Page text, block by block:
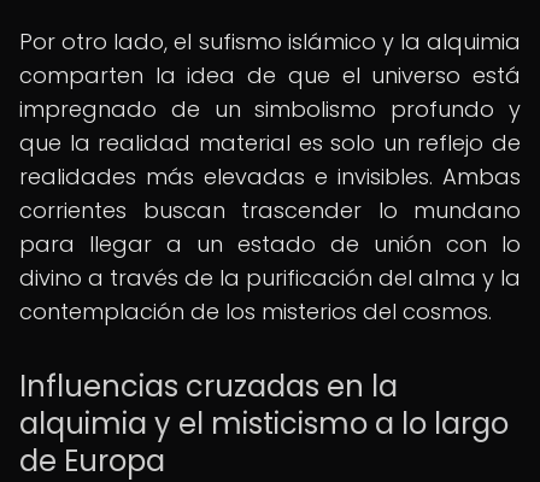
Por otro lado, el sufismo islámico y la alquimia
comparten la idea de que el universo está
impregnado de un simbolismo profundo y
que la realidad material es solo un reflejo de
realidades más elevadas e invisibles. Ambas
corrientes buscan trascender lo mundano
para llegar a un estado de unión con lo
divino a través de la purificación del alma y la
contemplación de los misterios del cosmos.
Influencias cruzadas en la
alquimia y el misticismo a lo largo
de Europa